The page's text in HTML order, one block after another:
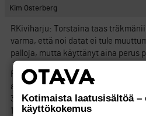
Kim Osterberg
RKiviharju: Torstaina taas
varma, että noi datat ei tule
palloja, mutta käyttänyt aina perus
Range: Samaa itsekkin nauranut,
alkavaa smässiä vaikka kuinka
3v aikana olen tainnut nähdä 1 tai 2
1.41)
Kotimaista laatusisältöä –
käyttökokemus